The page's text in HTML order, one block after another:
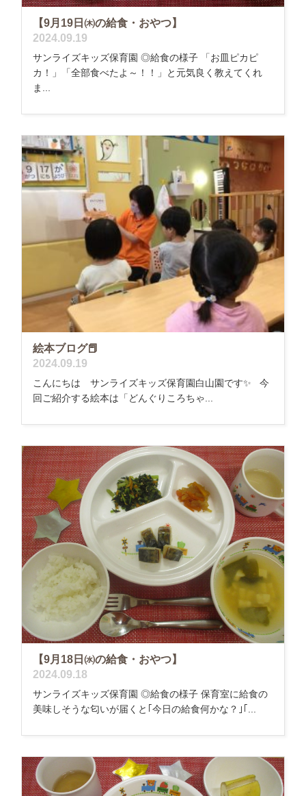
【9月19日㈭の給食・おやつ】
2024.09.19
サンライズキッズ保育園 ◎給食の様子 「お皿ピカピ
カ！」「全部食べたよ～！！」と元気良く教えてくれ
ま...
絵本ブログ📕
2024.09.19
こんにちは サンライズキッズ保育園白山園です✨ 今
回ご紹介する絵本は「どんぐりころちゃ...
【9月18日㈬の給食・おやつ】
2024.09.18
サンライズキッズ保育園 ◎給食の様子 保育室に給食の
美味しそうな匂いが届くと｢今日の給食何かな？｣｢...